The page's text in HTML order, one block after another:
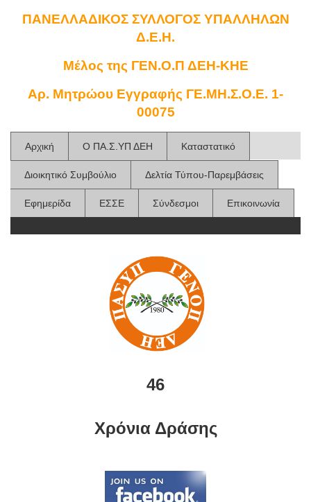
ΠΑΝΕΛΛΑΔΙΚΟΣ ΣΥΛΛΟΓΟΣ ΥΠΑΛΛΗΛΩΝ
Δ.Ε.Η.
Μέλος της ΓΕΝ.Ο.Π ΔΕΗ-ΚΗΕ
Αρ. Μητρώου Εγγραφής ΓΕ.ΜΗ.Σ.Ο.Ε. 1-
00075
Αρχική Ο ΠΑ.Σ.ΥΠ ΔΕΗ Καταστατικό
Διοικητικό Συμβούλιο Δελτία Τύπου-Παρεμβάσεις
Εφημερίδα ΕΣΣΕ Σύνδεσμοι Επικοινωνία
46
Χρόνια Δράσης